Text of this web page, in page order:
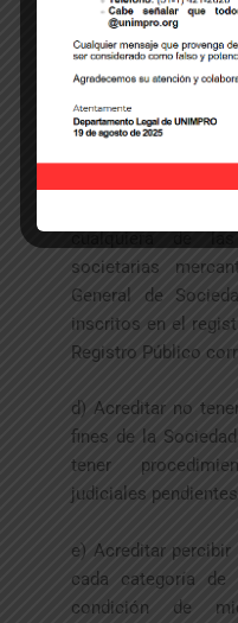
a) Ser productor de
b) Tener la
o su condición de
c) Estar
cualquiera de
societarias
General de
inscritos en el
Registro Público
d) Acreditar no
fines de la
tener
judiciales
e) Acreditar
cada categoría
condición de